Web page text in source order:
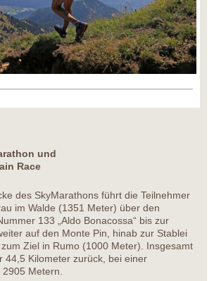
und
Race
des SkyMarathons führt die Teilnehmer
im Walde (1351 Meter) über den
133 „Aldo Bonacossa“ bis zur
auf den Monte Pin, hinab zur Stablei
Ziel in Rumo (1000 Meter). Insgesamt
44,5 Kilometer zurück, bei einer
Metern.